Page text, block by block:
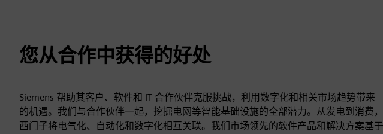
您从合作中获得的好处
Siemens 帮助其客户、软件和 IT 合作伙伴克服挑战，利用数字化和相关市场趋势带来
的机遇。我们与合作伙伴一起，挖掘电网等智能基础设施的全部潜力。从发电到消费，
西门子将电气化、自动化和数字化相互关联。我们市场领先的软件产品和解决方案基于